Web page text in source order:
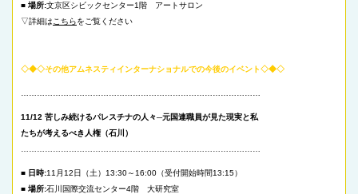
■ 場所:文京区シビックセンター1階 アートサロン
▽詳細はこちらをご覧ください
◇◆◇その他アムネスティインターナショナルでの今後のイベント◇◆◇
………………………………………………………………………………
11/12 苦しみ続けるパレスチナの人々─元国連職員が見た現実と私
たちが考えるべき人権（石川）
………………………………………………………………………………
■ 日時:11月12日（土）13:30～16:00（受付開始時間13:15）
■ 場所:石川国際交流センター4階 大研究室